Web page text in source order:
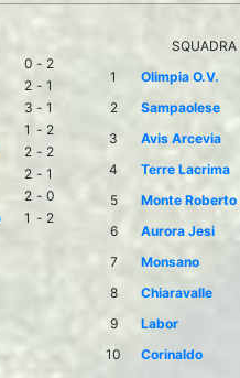
0 - 2
2 - 1
3 - 1
1 - 2
2 - 2
2 - 1
2 - 0
1 - 2
SQUADRA
1
Olimpia O.V.
2
Sampaolese
3
Avis Arcevia
4
Terre Lacrima
5
Monte Roberto
6
Aurora Jesi
7
Monsano
8
Chiaravalle
9
Labor
10
Corinaldo